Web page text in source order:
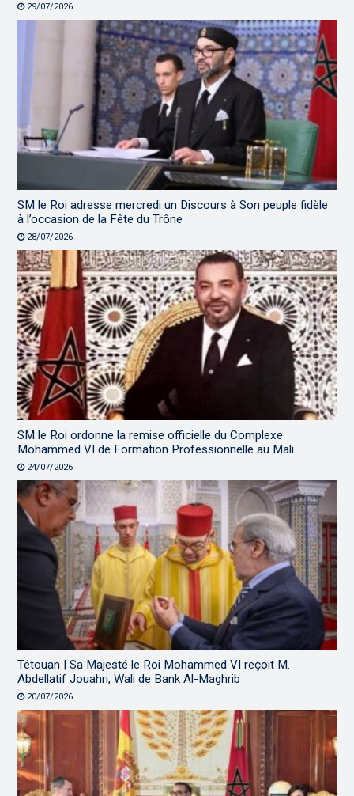
29/07/2026
SM le Roi adresse mercredi un Discours à Son peuple fidèle
à l’occasion de la Fête du Trône
28/07/2026
SM le Roi ordonne la remise officielle du Complexe
Mohammed VI de Formation Professionnelle au Mali
24/07/2026
Tétouan | Sa Majesté le Roi Mohammed VI reçoit M.
Abdellatif Jouahri, Wali de Bank Al-Maghrib
20/07/2026